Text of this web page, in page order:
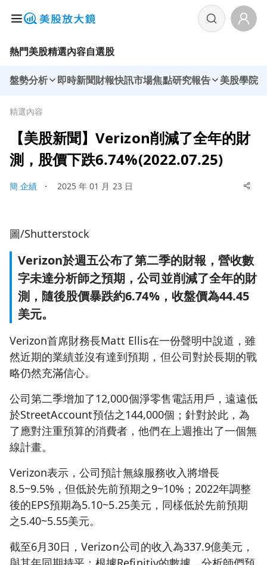
熱門美股精選內容自選股
盤勢分析 即時新聞財報快訊市場焦點研究報告 美股學院
精選內容
【美股新聞】Verizon削減了全年的財
測，股價下跌6.74%(2022.07.25)
簡 企績 ・ 2025 年 01 月 23 日
圖/Shutterstock
Verizon於週五公布了第二季的財報，營收數
字未達分析師之預期，公司並削減了全年的財
測，隨後股價暴跌約6.74%，收盤價為44.45
美元。
Verizon首席財務長Matt Ellis在一份聲明中說道，雖
然近期的業績並沒有達到預期，但公司對於長期的戰
略仍然充滿信心。
公司第二季增加了12,000個淨零售電話用戶，遠遠低
於StreetAccount預估之144,000個；針對於此，為
了應對注重預算的消費者，他們在上週推出了一個無
線計畫。
Verizon表示，公司預計無線服務收入將增長
8.5~9.5%，但低於先前預期之9~10%；2022年調整
後的EPS預期為5.10~5.25美元，同樣低於先前預期
之5.40~5.55美元。
截至6月30日，Verizon公司的收入為337.9億美元，